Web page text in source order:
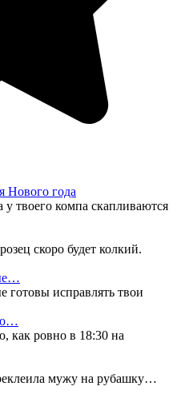
Нового года
у твоего компа скапливаются
скоро будет колкий.
готовы исправлять твои
как ровно в 18:30 на
мужу на рубашку…